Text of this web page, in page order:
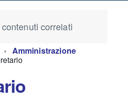
correlati
Amministrazione